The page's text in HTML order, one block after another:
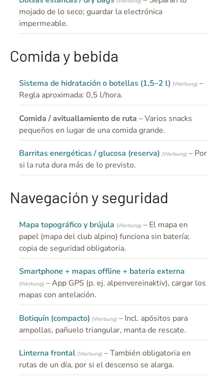
mojado de lo seco; guardar la electrónica
impermeable.
Comida y bebida
Sistema de hidratación o botellas (1,5–2 l) (Werbung) –
Regla aproximada: 0,5 l/hora.
Comida / avituallamiento de ruta – Varios snacks
pequeños en lugar de una comida grande.
Barritas energéticas / glucosa (reserva) (Werbung) – Por
si la ruta dura más de lo previsto.
Navegación y seguridad
Mapa topográfico y brújula (Werbung) – El mapa en
papel (mapa del club alpino) funciona sin batería;
copia de seguridad obligatoria.
Smartphone + mapas offline + batería externa
(Werbung) – App GPS (p. ej. alpenvereinaktiv), cargar los
mapas con antelación.
Botiquín (compacto) (Werbung) – Incl. apósitos para
ampollas, pañuelo triangular, manta de rescate.
Linterna frontal (Werbung) – También obligatoria en
rutas de un día, por si el descenso se alarga.